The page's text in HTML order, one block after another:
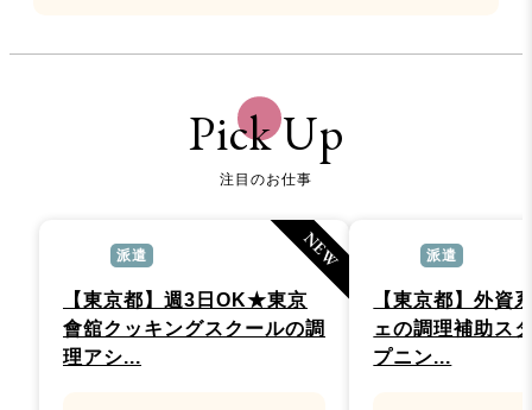
Pick Up
注目のお仕事
NEW
派遣
【東京都】週3日OK★東京
會舘クッキングスクールの調
理アシ...
派遣
【東京都】外資
ェの調理補助ス
プニン...